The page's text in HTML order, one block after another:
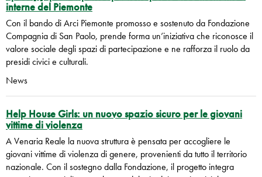
interne del Piemonte
Con il bando di Arci Piemonte promosso e sostenuto da Fondazione
Compagnia di San Paolo, prende forma un’iniziativa che riconosce il
valore sociale degli spazi di partecipazione e ne rafforza il ruolo da
presidi civici e culturali.
News
Help House Girls: un nuovo spazio sicuro per le giovani
vittime di violenza
A Venaria Reale la nuova struttura è pensata per accogliere le
giovani vittime di violenza di genere, provenienti da tutto il territorio
nazionale. Con il sostegno dalla Fondazione, il progetto integra